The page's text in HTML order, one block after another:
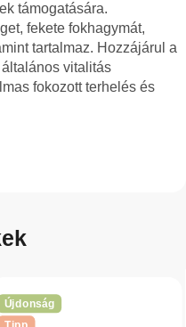
támogatására.
fekete fokhagymát,
tartalmaz. Hozzájárul a
vitalitás
fokozott terhelés és
Újdonság